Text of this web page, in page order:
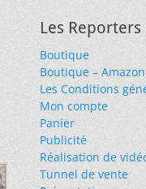
Les
Boutique
Boutique –
Les Conditions
Mon compte
Panier
Publicité
Réalisation de
Tunnel de vente